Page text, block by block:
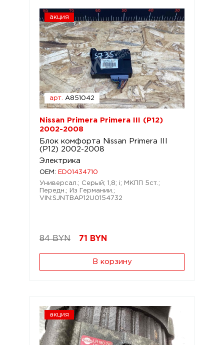
акция
арт. A851042
Nissan Primera Primera III (P12)
2002-2008
Блок комфорта Nissan Primera III
(P12) 2002-2008
Электрика
OEM:
ED01434710
Универсал.; Серый; 1,8; i; МКПП 5ст.;
Передн.; Из Германии.;
VIN:SJNTBAP12U0154732
84 BYN 71 BYN
В корзину
акция